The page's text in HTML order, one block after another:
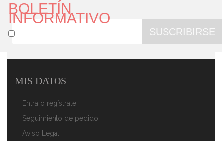
BOLETÍN
INFORMATIVO
SUSCRIBIRSE
MIS DATOS
Entra o regístrate
Seguimiento de pedido
Aviso Legal